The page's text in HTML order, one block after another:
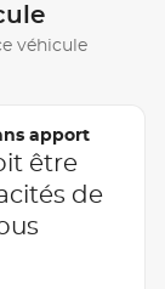
véhicule
apport
être
de